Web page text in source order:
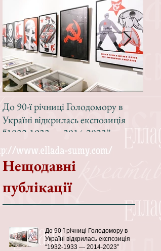
До 90-ї річниці Голодомору в
Україні відкрилась експозиція
“1932-1933 — 2014-2023”
Нещодавні
публікації
До 90-ї річниці Голодомору в
Україні відкрилась експозиція
“1932-1933 — 2014-2023”